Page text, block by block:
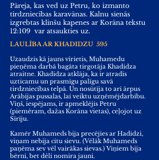
Pāreja, kas ved uz Petru, ko izmanto
tirdzniecības karavānas. Kalnu sienās
izgrebtas klinšu kapenes ar Korāna tekstu
12:109 var atsaukties uz.
LAULĪBA AR KHADIDZU 595
Uzaudzis kā jauns vīrietis, Muhamedu
pieņēma darbā bagāta tirgotāja Khadidza
atraitne. Khadidza atklāja, ka ir atradis
uzticamu un prasmīgu palīgu savā
tirdzniecības telpā. Un nosūtīja to arī ārpus
Arābijas pussalas, lai veiktu uzņēmējdarbību.
Viņš, iespējams, ir apmeklējis Petru
(piemēram, dažas Korāna vietas), ceļojot uz
Sīriju.
Kamēr Muhameds bija precējies ar Hadidzi,
viņam nebija citu sievu. (Vēlāk Muhameds
paņēma sev vēl vairākas sievas.) Viņiem bija
bērni, bet dēli nomira jauni.